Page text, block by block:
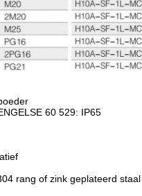
60 529: IP65
rang of zink geplateerd staal